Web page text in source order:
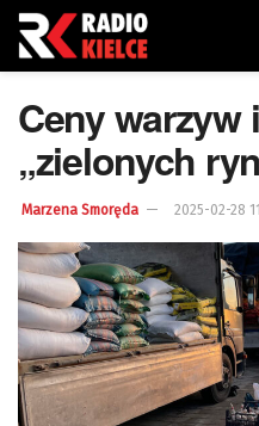
Ceny
„zielonych
Marzena Smoręda 2025-02-28